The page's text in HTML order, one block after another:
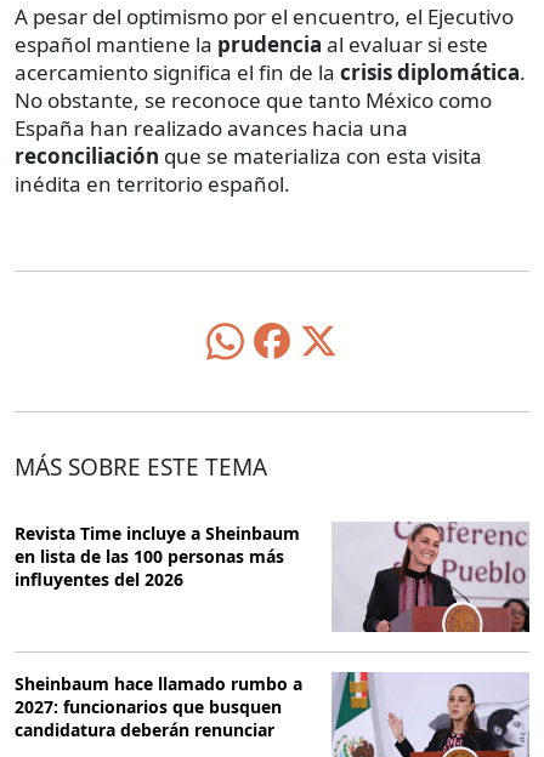
A pesar del optimismo por el encuentro, el Ejecutivo
español mantiene la prudencia al evaluar si este
acercamiento significa el fin de la crisis diplomática.
No obstante, se reconoce que tanto México como
España han realizado avances hacia una
reconciliación que se materializa con esta visita
inédita en territorio español.
MÁS SOBRE ESTE TEMA
Revista Time incluye a Sheinbaum
en lista de las 100 personas más
influyentes del 2026
Sheinbaum hace llamado rumbo a
2027: funcionarios que busquen
candidatura deberán renunciar